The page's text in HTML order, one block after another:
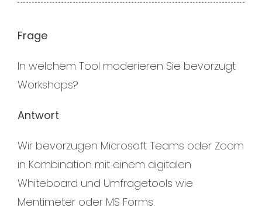
Frage
In welchem Tool moderieren Sie bevorzugt
Workshops?
Antwort
Wir bevorzugen Microsoft Teams oder Zoom
in Kombination mit einem digitalen
Whiteboard und Umfragetools wie
Mentimeter oder MS Forms.